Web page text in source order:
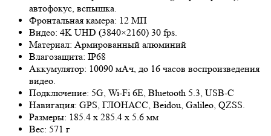
автофокус, вспышка.
Фронтальная камера: 12 МП
Видео: 4K UHD (3840×2160) 30 fps.
Материал: Армированный алюминий
Влагозащита: IP68
Аккумулятор: 10090 мАч, до 16 часов воспроизведения
видео.
Подключение: 5G, Wi-Fi 6E, Bluetooth 5.3, USB-C
Навигация: GPS, ГЛОНАСС, Beidou, Galileo, QZSS.
Размеры: 185.4 x 285.4 x 5.6 мм
Вес: 571 г